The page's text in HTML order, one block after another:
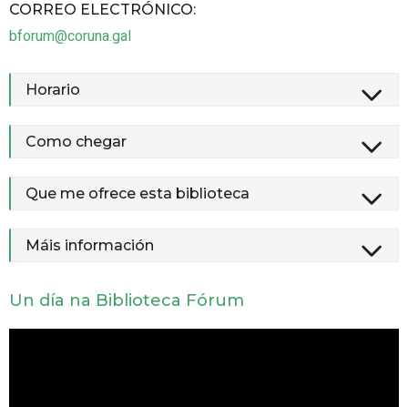
CORREO ELECTRÓNICO:
bforum@coruna.gal
Horario
Como chegar
Que me ofrece esta biblioteca
Máis información
Un día na Biblioteca Fórum